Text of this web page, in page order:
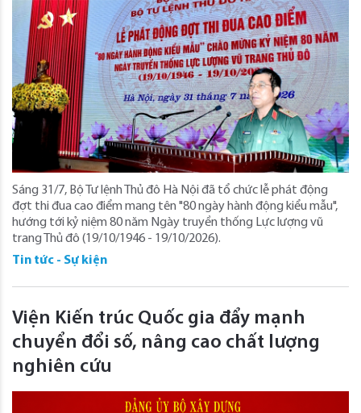
Sáng 31/7, Bộ Tư lệnh Thủ đô Hà Nội đã tổ chức lễ phát động
đợt thi đua cao điểm mang tên "80 ngày hành động kiểu mẫu",
hướng tới kỷ niệm 80 năm Ngày truyền thống Lực lượng vũ
trang Thủ đô (19/10/1946 - 19/10/2026).
Tin tức - Sự kiện
Viện Kiến trúc Quốc gia đẩy mạnh
chuyển đổi số, nâng cao chất lượng
nghiên cứu